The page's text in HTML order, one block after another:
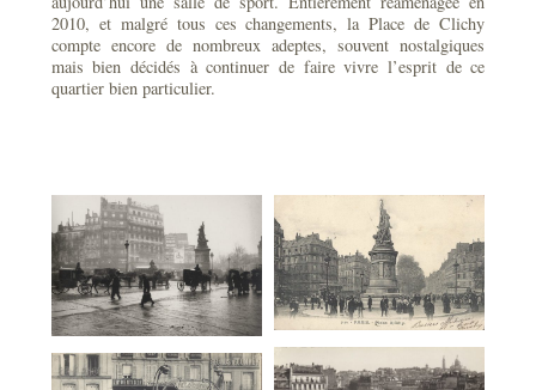
2010, et malgré tous ces changements, la Place de Clichy
compte encore de nombreux adeptes, souvent nostalgiques
mais bien décidés à continuer de faire vivre l’esprit de ce
quartier bien particulier.